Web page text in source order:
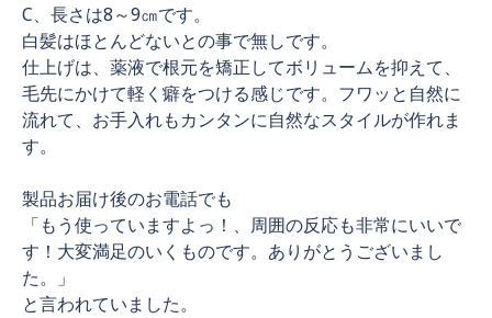
C、長さは8～9㎝です。
白髪はほとんどないとの事で無しです。
仕上げは、薬液で根元を矯正してボリュームを抑えて、
毛先にかけて軽く癖をつける感じです。フワッと自然に
流れて、お手入れもカンタンに自然なスタイルが作れま
す。
製品お届け後のお電話でも
「もう使っていますよっ！、周囲の反応も非常にいいで
す！大変満足のいくものです。ありがとうございまし
た。」
と言われていました。